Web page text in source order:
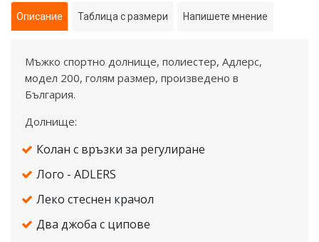
Описание Таблица с размери Напишете мнение
Мъжко спортно долнище, полиестер, Адлерс,
модел 200, голям размер, произведено в
България.
Долнище:
Колан с връзки за регулиране
Лого - ADLERS
Леко стеснен крачол
Два джоба с ципове